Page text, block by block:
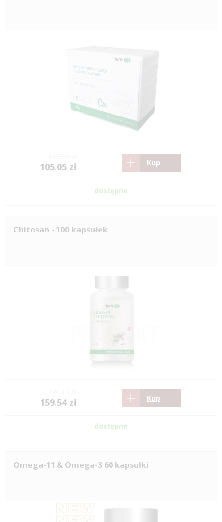
105.05 zł Kup
dostępne
Chitosan - 100 kapsułek
159.54 zł Kup
dostępne
Omega-11 & Omega-3 60 kapsułki